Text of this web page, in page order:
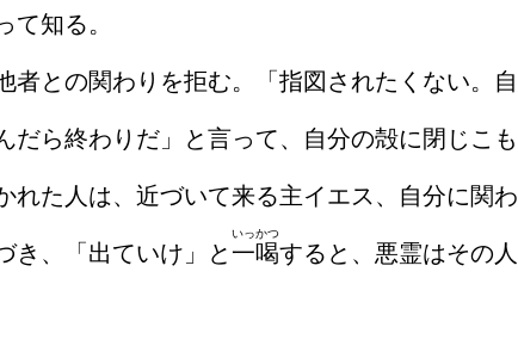
知る。
との関わりを拒む。「指図されたくない。自
ら終わりだ」と言って、自分の殻に閉じこも
れた人は、近づいて来る主イエス、自分に関わ
き、「出ていけ」と 一喝
いっかつ
すると、悪霊はその人